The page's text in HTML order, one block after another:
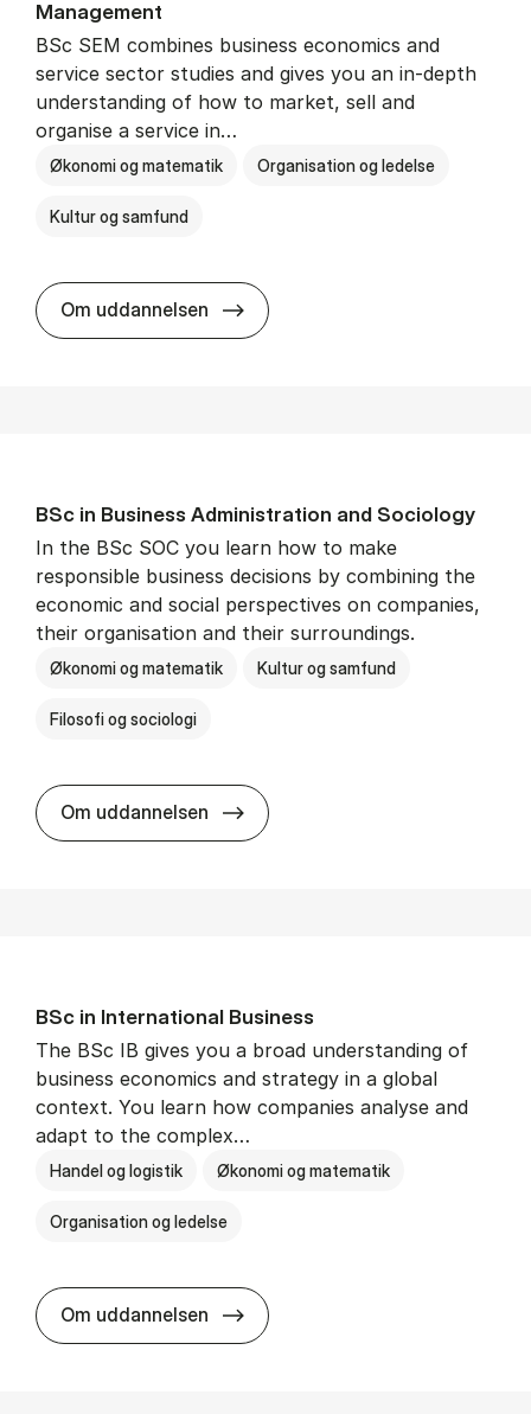
Man­age­ment
BSc SEM combines business economics and
service sector studies and gives you an in-depth
understanding of how to market, sell and
organise a service in…
Økonomi og matematik Organisation og ledelse
Kultur og samfund
Om uddannelsen BSc in Busi­ness Ad­min­is­tra­tion
BSc in Busi­ness Ad­min­is­tra­tion and So­ci­ology
In the BSc SOC you learn how to make
responsible business decisions by combining the
economic and social perspectives on companies,
their organisation and their surroundings.
Økonomi og matematik Kultur og samfund
Filosofi og sociologi
Om uddannelsen BSc in Busi­ness Ad­min­is­tra­tion
BSc in In­ter­na­tion­al Busi­ness
The BSc IB gives you a broad understanding of
business economics and strategy in a global
context. You learn how companies analyse and
adapt to the complex…
Handel og logistik Økonomi og matematik
Organisation og ledelse
Om uddannelsen BSc in In­ter­na­tion­al Busi­ness